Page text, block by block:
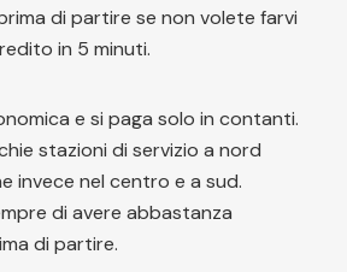
di partire se non volete farvi
in 5 minuti.
e si paga solo in contanti.
stazioni di servizio a nord
invece nel centro e a sud.
di avere abbastanza
di partire.